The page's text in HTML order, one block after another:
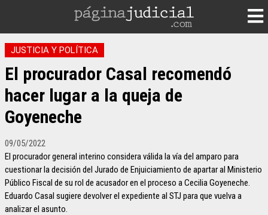
JUSTICIA Y POLÍTICA
El procurador Casal recomendó
hacer lugar a la queja de
Goyeneche
09/05/2022
El procurador general interino considera válida la vía del amparo para
cuestionar la decisión del Jurado de Enjuiciamiento de apartar al Ministerio
Público Fiscal de su rol de acusador en el proceso a Cecilia Goyeneche.
Eduardo Casal sugiere devolver el expediente al STJ para que vuelva a
analizar el asunto.